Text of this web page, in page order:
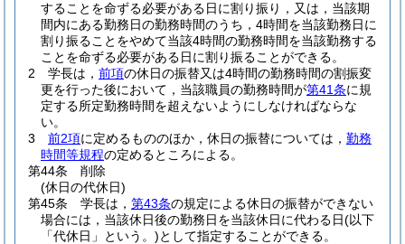
することを命ずる必要がある日に割り振り，又は，当該期
間内にある勤務日の勤務時間のうち，4時間を当該勤務日に
割り振ることをやめて当該4時間の勤務時間を当該勤務する
ことを命ずる必要がある日に割り振ることができる。
2
学長は， 前項の休日の振替又は4時間の勤務時間の割振変
更を行った後において，当該職員の勤務時間が第41条に規
定する所定勤務時間を超えないようにしなければならな
い。
3
前2項に定めるもののほか，休日の振替については， 勤務
時間等規程の定めるところによる。
第44条
削除
(休日の代休日)
第45条
学長は， 第43条の規定による休日の振替ができない
場合には，当該休日後の勤務日を当該休日に代わる日(以下
「代休日」という。)として指定することができる。